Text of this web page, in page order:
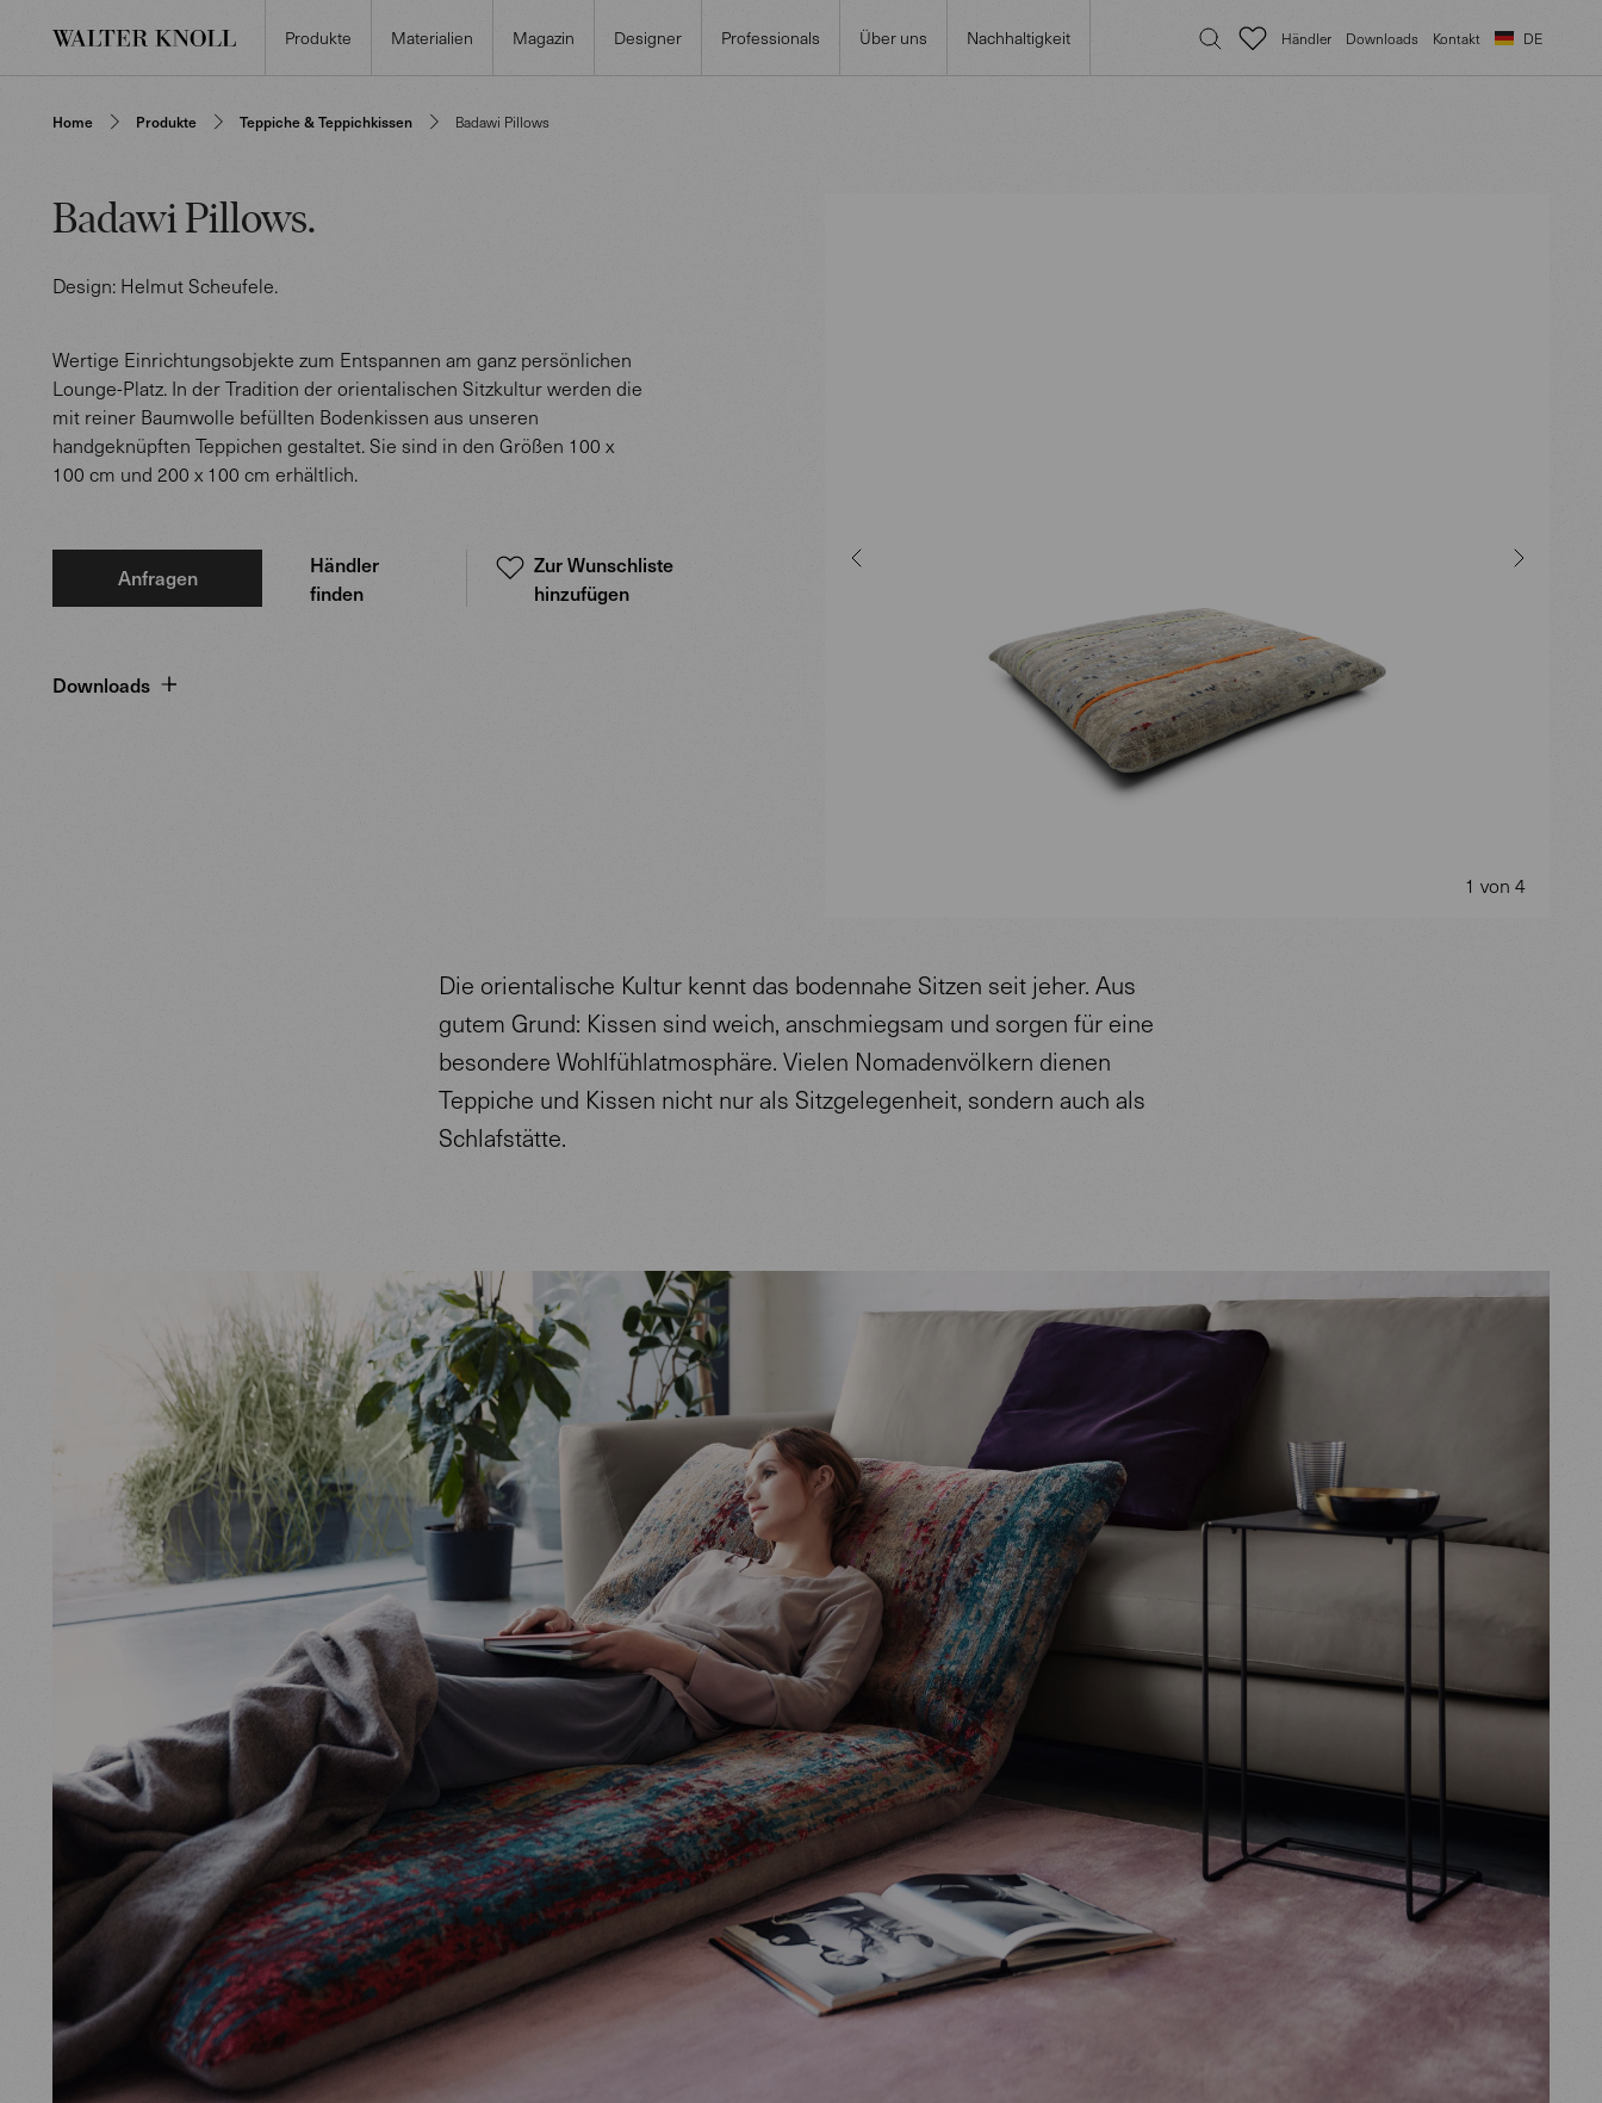
Produkte Materialien Magazin Designer Professionals Über uns Nachhaltigkeit Händler Downloads Kontakt DE
Home Produkte Teppiche & Teppichkissen Badawi Pillows
Badawi Pillows.
Design: Helmut Scheufele.
Wertige Einrichtungsobjekte zum Entspannen am ganz persönlichen
Lounge-Platz. In der Tradition der orientalischen Sitzkultur werden die
mit reiner Baumwolle befüllten Bodenkissen aus unseren
handgeknüpften Teppichen gestaltet. Sie sind in den Größen 100 x
100 cm und 200 x 100 cm erhältlich.
Anfragen
Händler
finden
Zur Wunschliste
hinzufügen
Downloads
1 von 4
Die orientalische Kultur kennt das bodennahe Sitzen seit jeher. Aus
gutem Grund: Kissen sind weich, anschmiegsam und sorgen für eine
besondere Wohlfühlatmosphäre. Vielen Nomadenvölkern dienen
Teppiche und Kissen nicht nur als Sitzgelegenheit, sondern auch als
Schlafstätte.